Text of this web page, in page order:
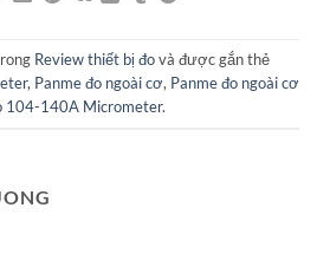
Review thiết bị đovà được gắn thẻ
, Panme đo ngoài cơ, Panme đo ngoài cơ
104-140A Micrometer.